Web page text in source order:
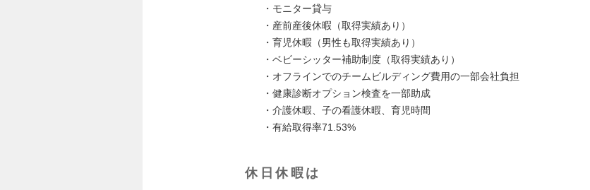
・モニター貸与
・産前産後休暇（取得実績あり）
・育児休暇（男性も取得実績あり）
・ベビーシッター補助制度（取得実績あり）
・オフラインでのチームビルディング費用の一部会社負担
・健康診断オプション検査を一部助成
・介護休暇、子の看護休暇、育児時間
・有給取得率71.53%
休日休暇は